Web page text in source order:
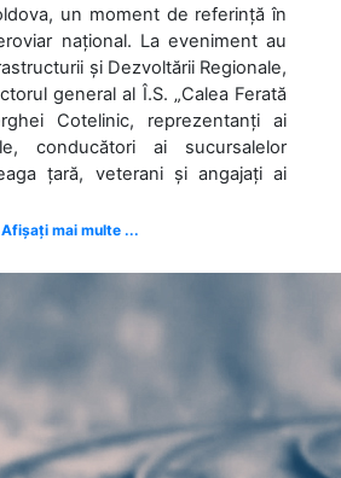
un moment de referință în
național. La eveniment au
și Dezvoltării Regionale,
general al Î.S. „Calea Ferată
Cotelinic, reprezentanți ai
conducători ai sucursalelor
țară, veterani și angajați ai
Afișați mai multe ...